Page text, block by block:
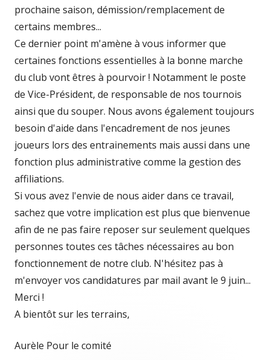
prochaine saison, démission/remplacement de
certains membres...
Ce dernier point m'amène à vous informer que
certaines fonctions essentielles à la bonne marche
du club vont êtres à pourvoir ! Notamment le poste
de Vice-Président, de responsable de nos tournois
ainsi que du souper. Nous avons également toujours
besoin d'aide dans l'encadrement de nos jeunes
joueurs lors des entrainements mais aussi dans une
fonction plus administrative comme la gestion des
affiliations.
Si vous avez l'envie de nous aider dans ce travail,
sachez que votre implication est plus que bienvenue
afin de ne pas faire reposer sur seulement quelques
personnes toutes ces tâches nécessaires au bon
fonctionnement de notre club. N'hésitez pas à
m'envoyer vos candidatures par mail avant le 9 juin...
Merci !
A bientôt sur les terrains,
Aurèle Pour le comité